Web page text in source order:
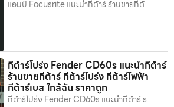
แอมป์ Focusrite แนะนำกีต้าร์ ร้านขายกีต้
กีต้าร์โปร่ง Fender CD60s แนะนำกีต้าร์
ร้านขายกีต้าร์ กีต้าร์โปร่ง กีต้าร์ไฟฟ้า
กีต้าร์เบส ใกล้ฉัน ราคาถูก
กีต้าร์โปร่ง Fender CD60s แนะนำกีต้าร์ ร